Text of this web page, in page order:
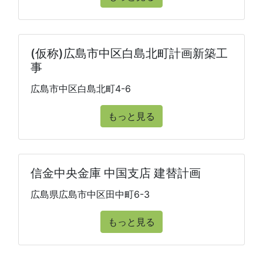
(仮称)広島市中区白島北町計画新築工
事
広島市中区白島北町4-6
もっと見る
信金中央金庫 中国支店 建替計画
広島県広島市中区田中町6-3
もっと見る